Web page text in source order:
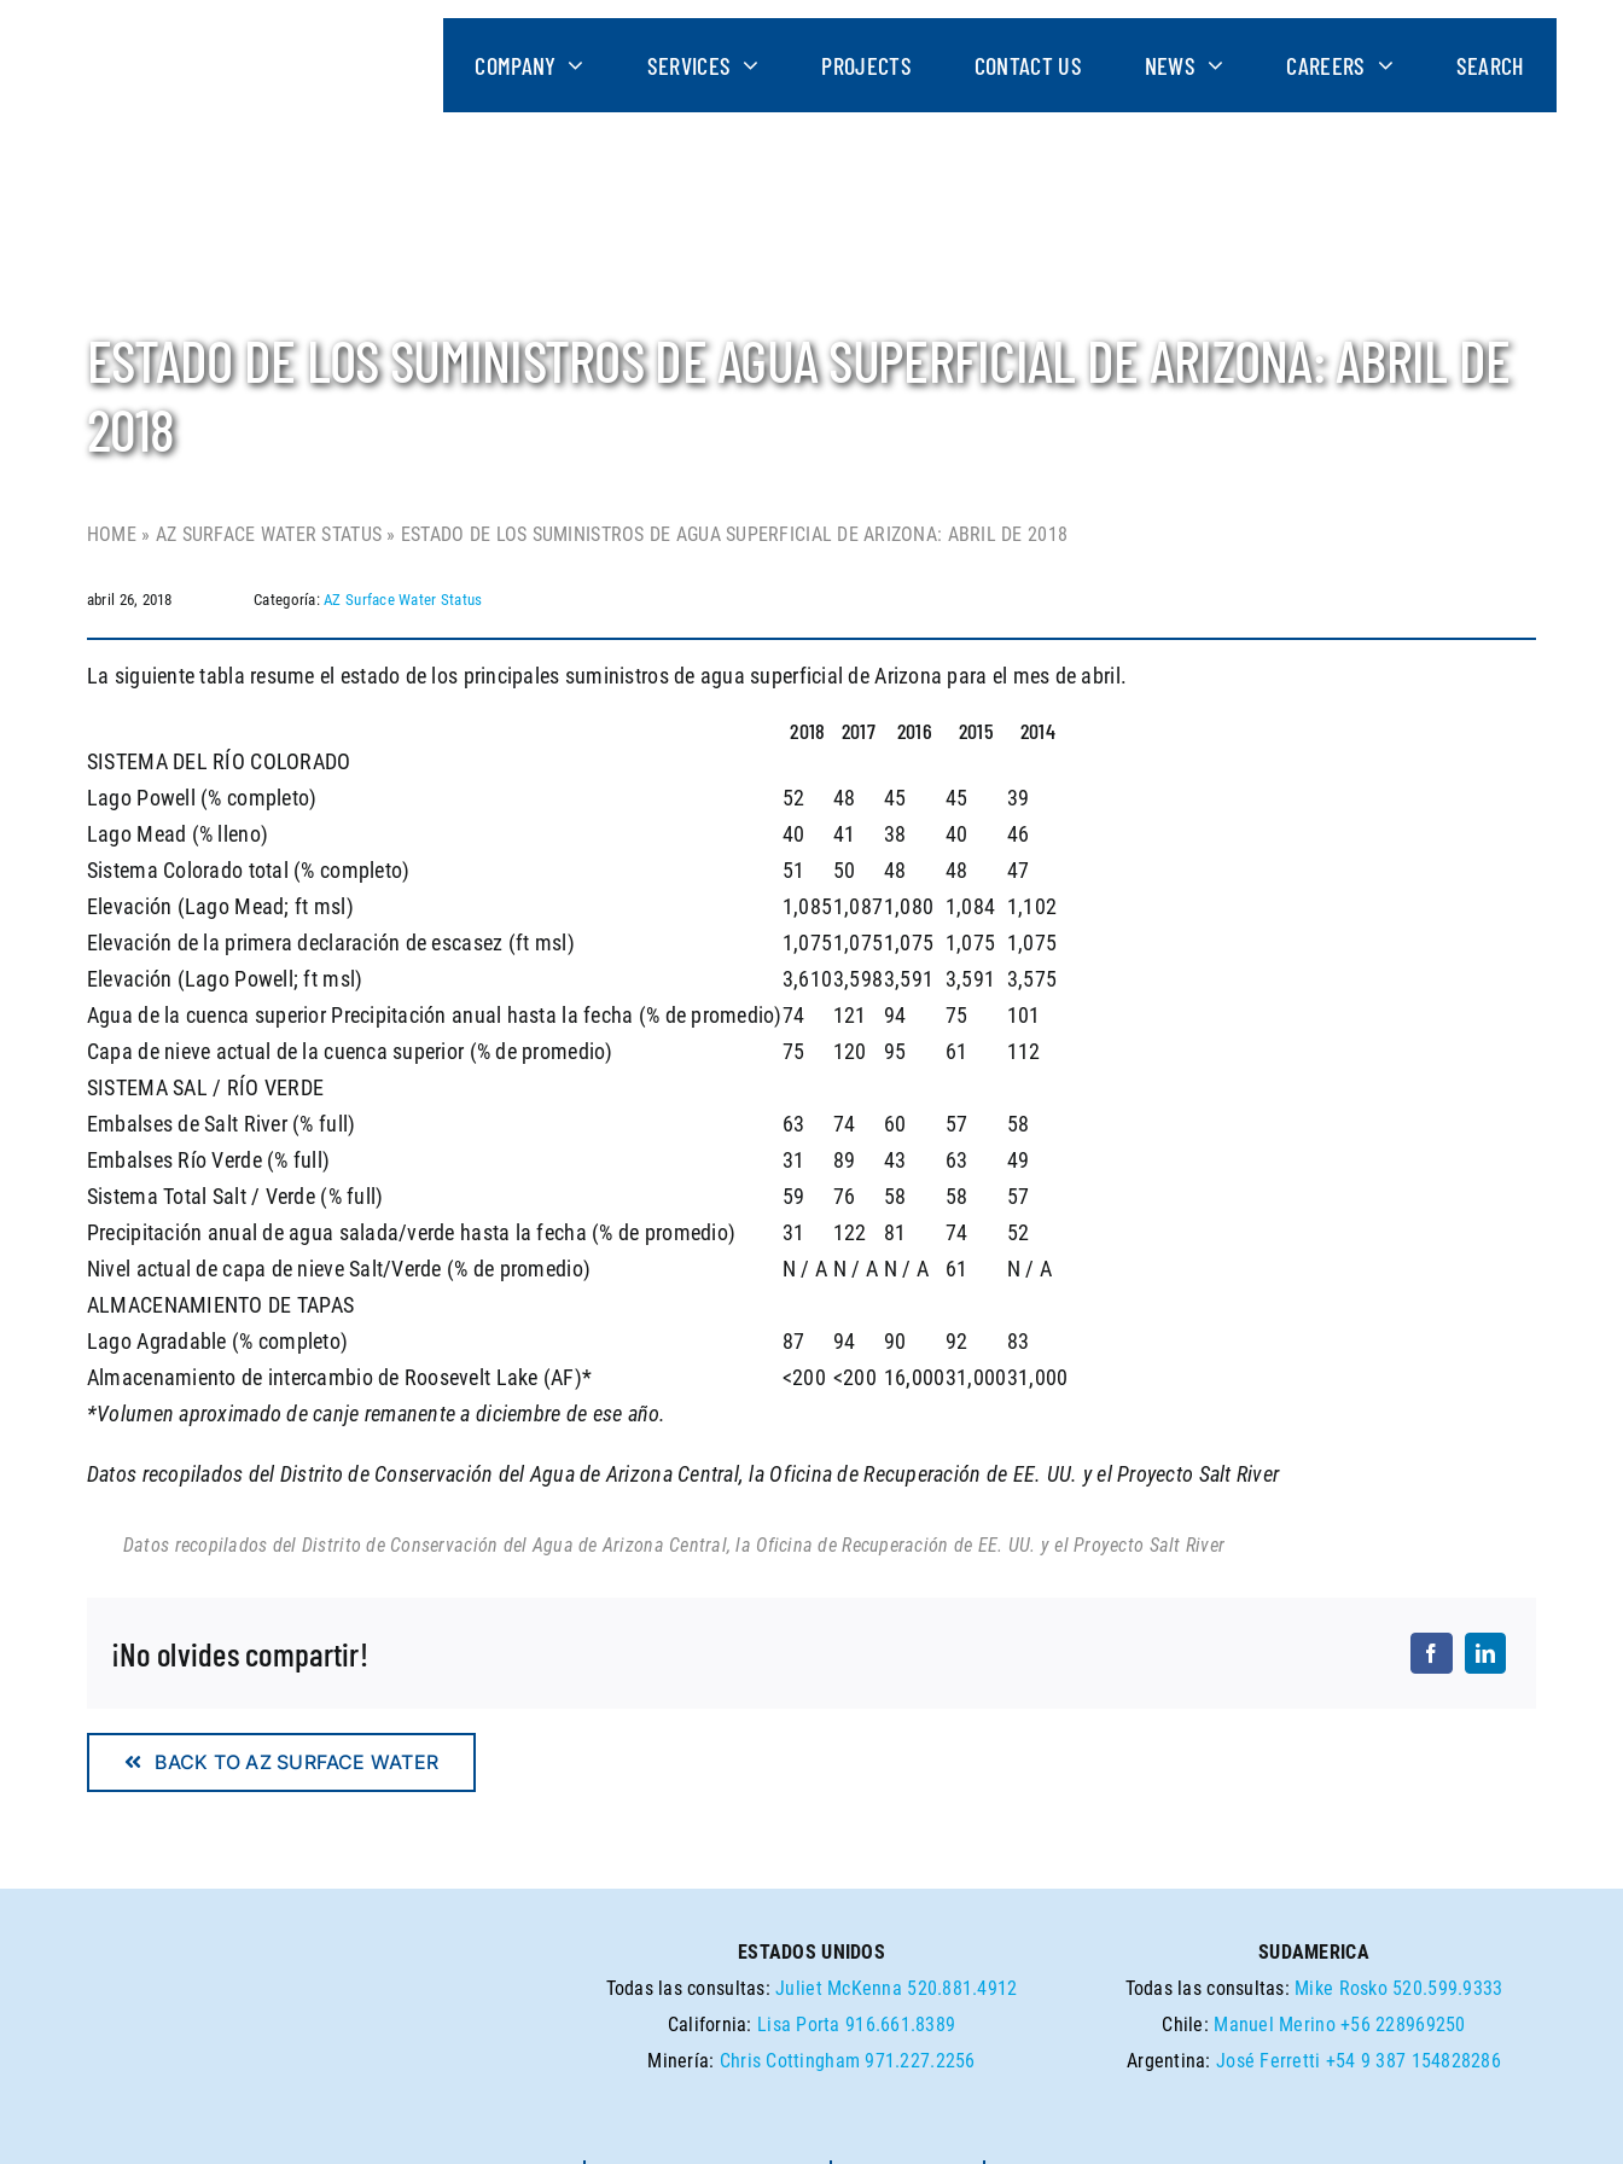
COMPANY SERVICES PROJECTS CONTACT US NEWS CAREERS SEARCH
ESTADO DE LOS SUMINISTROS DE AGUA SUPERFICIAL DE ARIZONA: ABRIL DE
2018
HOME » AZ SURFACE WATER STATUS » ESTADO DE LOS SUMINISTROS DE AGUA SUPERFICIAL DE ARIZONA: ABRIL DE 2018
abril 26, 2018 Categoría:AZ Surface Water Status
La siguiente tabla resume el estado de los principales suministros de agua superficial de Arizona para el mes de abril.
2018 2017 2016 2015 2014
SISTEMA DEL RÍO COLORADO
Lago Powell (% completo)
52 48 45 45
39
Lago Mead (% lleno)
40 41 38 40
46
Sistema Colorado total (% completo)
51 50 48 48
47
Elevación (Lago Mead; ft msl)
1,0851,0871,080 1,084 1,102
Elevación de la primera declaración de escasez (ft msl)
1,0751,0751,075 1,075 1,075
Elevación (Lago Powell; ft msl)
3,6103,5983,591 3,591
3,575
Agua de la cuenca superior Precipitación anual hasta la fecha (% de promedio)74 121 94 75
101
Capa de nieve actual de la cuenca superior (% de promedio)
75 120 95 61
112
SISTEMA SAL / RÍO VERDE
Embalses de Salt River (% full)
63 74 60 57
58
Embalses Río Verde (% full)
31 89 43 63
49
Sistema Total Salt / Verde (% full)
59 76 58 58
57
Precipitación anual de agua salada/verde hasta la fecha (% de promedio)
31 122 81 74
52
Nivel actual de capa de nieve Salt/Verde (% de promedio)
N / A N / A N / A 61
N / A
ALMACENAMIENTO DE TAPAS
Lago Agradable (% completo)
87 94 90 92
83
Almacenamiento de intercambio de Roosevelt Lake (AF)*
<200 <200 16,00031,00031,000
*Volumen aproximado de canje remanente a diciembre de ese año.
Datos recopilados del Distrito de Conservación del Agua de Arizona Central, la Oficina de Recuperación de EE. UU. y el Proyecto Salt River
Datos recopilados del Distrito de Conservación del Agua de Arizona Central, la Oficina de Recuperación de EE. UU. y el Proyecto Salt River
¡No olvides compartir!
BACK TO AZ SURFACE WATER
ESTADOS UNIDOS
Todas las consultas:Juliet McKenna 520.881.4912
California: Lisa Porta 916.661.8389
Minería: Chris Cottingham 971.227.2256
SUDAMERICA
Todas las consultas: Mike Rosko 520.599.9333
Chile: Manuel Merino +56 228969250
Argentina:José Ferretti +54 9 387 154828286